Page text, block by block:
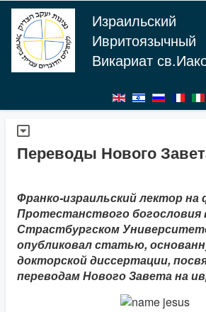
Израильский
Ивритоязычный
Викариат
Переводы Нового
Франко-израильский лектор
Протестанствого богословия
Страстбургском
опубликовал статью,
докторской диссертации,
переводам Нового Завета на